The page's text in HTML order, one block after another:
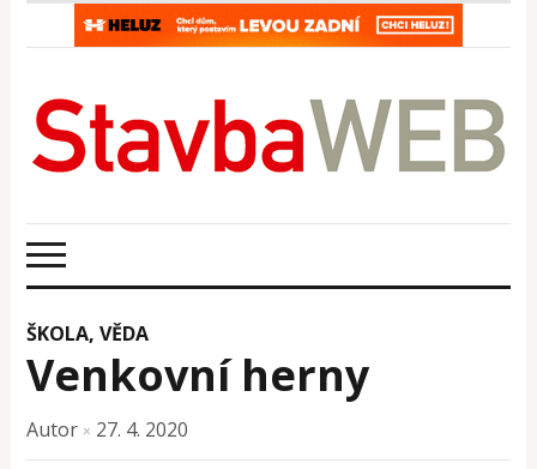
ŠKOLA, VĚDA
Venkovní herny
Autor × 27. 4. 2020